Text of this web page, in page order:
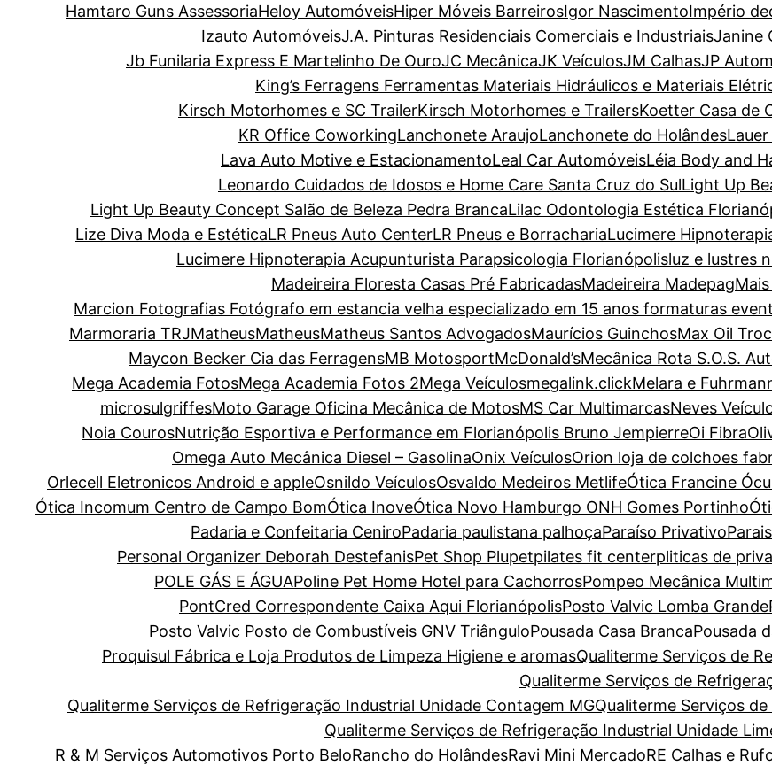
Hamtaro Guns AssessoriaHeloy AutomóveisHiper Móveis BarreirosIgor NascimentoImpério
Izauto AutomóveisJ.A. Pinturas Residenciais Comerciais e IndustriaisJanine
Jb Funilaria Express E Martelinho De OuroJC MecânicaJK VeículosJM CalhasJP
King’s Ferragens Ferramentas Materiais Hidráulicos e Materiais
Kirsch Motorhomes e SC TrailerKirsch Motorhomes e TrailersKoetter Casa de
KR Office CoworkingLanchonete AraujoLanchonete do Holândes
Lava Auto Motive e EstacionamentoLeal Car AutomóveisLéia Body and
Leonardo Cuidados de Idosos e Home Care Santa Cruz do SulLight Up
Light Up Beauty Concept Salão de Beleza Pedra BrancaLilac Odontologia Estética
Lize Diva Moda e EstéticaLR Pneus Auto CenterLR Pneus e BorrachariaLucimere
Lucimere Hipnoterapia Acupunturista Parapsicologia Florianópolisluz e lustres
Madeireira Floresta Casas Pré FabricadasMadeireira Madepag
Marcion Fotografias Fotógrafo em estancia velha especializado em 15 anos formaturas
Marmoraria TRJMatheusMatheusMatheus Santos AdvogadosMaurícios GuinchosMax Oil
Maycon Becker Cia das FerragensMB MotosportMcDonald’sMecânica Rota S.O.S.
Mega Academia FotosMega Academia Fotos 2Mega Veículosmegalink.clickMelara e
microsulgriffesMoto Garage Oficina Mecânica de MotosMS Car MultimarcasNeves
Noia CourosNutrição Esportiva e Performance em Florianópolis Bruno JempierreOi Fibra
Omega Auto Mecânica Diesel – GasolinaOnix VeículosOrion loja de colchoes
Orlecell Eletronicos Android e appleOsnildo VeículosOsvaldo Medeiros MetlifeÓtica Francine
Ótica Incomum Centro de Campo BomÓtica InoveÓtica Novo Hamburgo ONH Gomes Portinho
Padaria e Confeitaria CeniroPadaria paulistana palhoçaParaíso Privativo
Personal Organizer Deborah DestefanisPet Shop Plupetpilates fit centerpliticas de
POLE GÁS E ÁGUAPoline Pet Home Hotel para CachorrosPompeo Mecânica
PontCred Correspondente Caixa Aqui FlorianópolisPosto Valvic Lomba Grande
Posto Valvic Posto de Combustíveis GNV TriânguloPousada Casa BrancaPousada
Proquisul Fábrica e Loja Produtos de Limpeza Higiene e aromasQualiterme Serviços de
Qualiterme Serviços de
Qualiterme Serviços de Refrigeração Industrial Unidade Contagem MGQualiterme Serviços
Qualiterme Serviços de Refrigeração Industrial Unidade
R & M Serviços Automotivos Porto BeloRancho do HolândesRavi Mini MercadoRE Calhas e